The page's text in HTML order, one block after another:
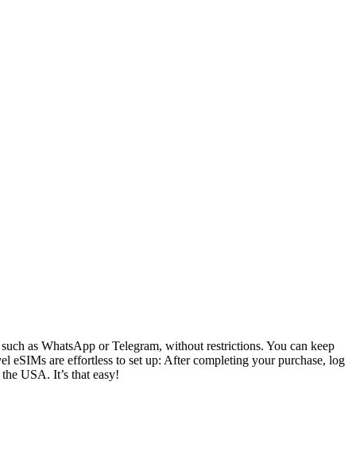
as WhatsApp or Telegram, without restrictions. You can keep
eSIMs are effortless to set up: After completing your purchase, log
USA. It’s that easy!